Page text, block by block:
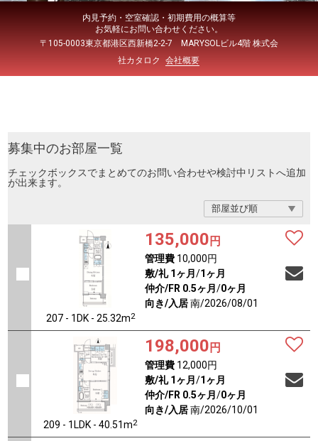
内見予約・空室確認・初期費用の概算等
お気軽にお問い合わせください。
〒105-0003東京都港区西新橋2-2-7 MARYSOLビル4階 株式会
社カタロク
会社概要
募集中のお部屋一覧
チェックボックスでまとめてのお問い合わせや検討中リストへ追加
が出来ます。
207 - 1DK - 25.32m2
135,000 円
管理費10,000円
敷/礼 1ヶ月 /1ヶ月
仲介/FR 0.5ヶ月 /0ヶ月
向き/入居南/2026/08/01
209 - 1LDK - 40.51m2
198,000 円
管理費12,000円
敷/礼 1ヶ月 /1ヶ月
仲介/FR 0.5ヶ月 /0ヶ月
向き/入居南/2026/10/01